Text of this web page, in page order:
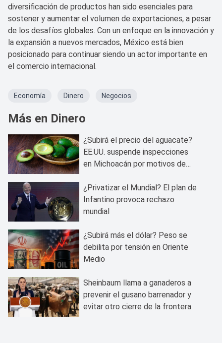
diversificación de productos han sido esenciales para
sostener y aumentar el volumen de exportaciones, a pesar
de los desafíos globales. Con un enfoque en la innovación y
la expansión a nuevos mercados, México está bien
posicionado para continuar siendo un actor importante en
el comercio internacional.
Economía Dinero Negocios
Más en Dinero
¿Subirá el precio del aguacate?
EE.UU. suspende inspecciones
en Michoacán por motivos de
¿Privatizar el Mundial? El plan de
Infantino provoca rechazo
mundial
¿Subirá más el dólar? Peso se
debilita por tensión en Oriente
Medio
Sheinbaum llama a ganaderos a
prevenir el gusano barrenador y
evitar otro cierre de la frontera